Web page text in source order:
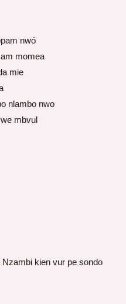
nwó
momea
mie
nlambo nwo
mbvul
Nzambi kien vur pe sondo